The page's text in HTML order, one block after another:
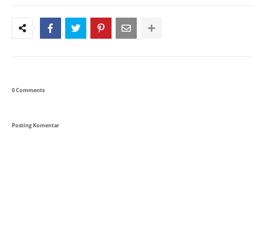
0 Comments
Posting Komentar